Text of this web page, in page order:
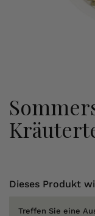
Dieses Produkt
Treffen Sie eine